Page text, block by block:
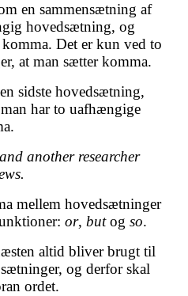
en sammensætning af
hovedsætning, og
Det er kun ved to
at man sætter komma.
sidste hovedsætning,
har to uafhængige
another researcher
mellem hovedsætninger
or, butog so.
altid bliver brugt til
og derfor skal
ordet.